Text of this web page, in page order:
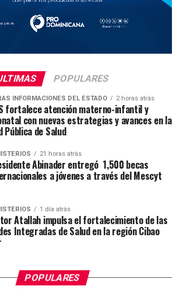
POPULARES
INFORMACIONES DEL ESTADO 2 horas atrás
fortalece atención materno-infantil y
con nuevas estrategias y avances en la
Pública de Salud
21 horas atrás
Abinader entregó 1,500 becas
a jóvenes a través del Mescyt
1 día atrás
Atallah impulsa el fortalecimiento de las
Integradas de Salud en la región Cibao
POPULARES